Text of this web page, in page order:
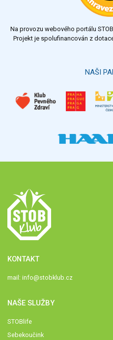
Na provozu webového portálu
Projekt je spolufinancován z
NAŠI
KONTAKT
mail: info@stobklub.cz
NAŠE SLUŽBY
STOBlife
Sebekoučink